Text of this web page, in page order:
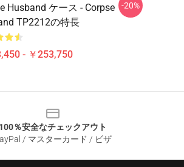
Husband ケース - Corpse
TP2212の特長
- ￥253,750
-20%
100％安全なチェックアウト
/ マスターカード / ビザ